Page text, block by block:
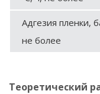
Адгезия пленки,
не более
Теоретический